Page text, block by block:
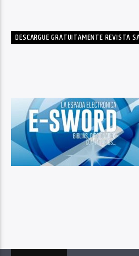
DESCARGUE GRATUITAMENTE REVISTA